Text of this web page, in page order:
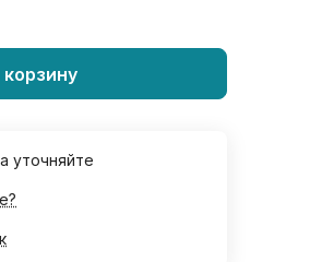
корзину
уточняйте